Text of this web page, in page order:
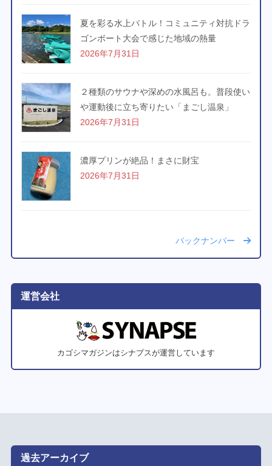
夏を彩る水上バトル！コミュニティ対抗ドラ
ゴンボート大会で感じた地域の熱量
2026年7月31日
２種類のサウナや深めの水風呂も。普段使い
や運動後に立ち寄りたい「まごし温泉」
2026年7月31日
濃厚プリンが絶品！まさに財宝
2026年7月31日
バックナンバー
運営会社
カゴシマガジンはシナプスが運営しています
過去アーカイブ